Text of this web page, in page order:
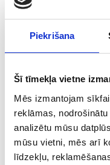
Piekrišana
Šī tīmekļa vietne
Mēs izmantojam
reklāmas,
analizētu mūsu
mūsu vietni, mēs arī
līdzekļu,